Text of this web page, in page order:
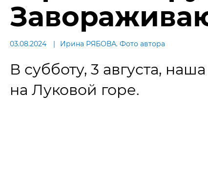
03.08.2024 Ирина РЯБОВА. Фото автора
В субботу, 3 августа,
на Луковой горе.